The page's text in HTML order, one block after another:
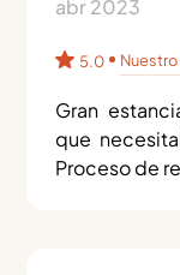
5.0
Gran
que
Proceso de